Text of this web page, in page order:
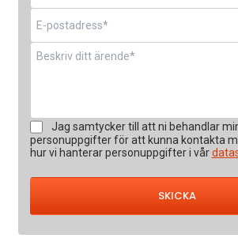
E-
post
Meddelande
Samtycke
*
Jag samtycker till att ni behandlar
personuppgifter för att kunna kontakta
hur vi hanterar personuppgifter i vår